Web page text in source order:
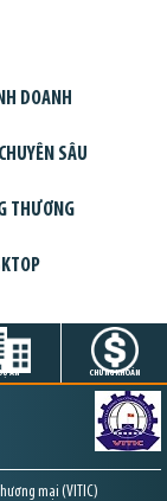
DOANH
SÂU
THƯƠNG
ÁN CHỨNG KHOÁN
mại (VITIC)